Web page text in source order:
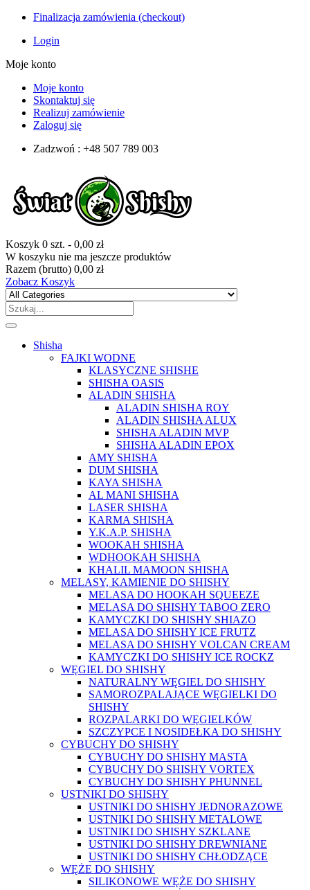
Finalizacja zamówienia (checkout)
Login
Moje konto
Moje konto
Skontaktuj się
Realizuj zamówienie
Zaloguj się
Zadzwoń : +48 507 789 003
Koszyk 0 szt. - 0,00 zł
W koszyku nie ma jeszcze produktów
Razem (brutto) 0,00 zł
Zobacz Koszyk
Shisha
FAJKI WODNE
KLASYCZNE SHISHE
SHISHA OASIS
ALADIN SHISHA
ALADIN SHISHA ROY
ALADIN SHISHA ALUX
SHISHA ALADIN MVP
SHISHA ALADIN EPOX
AMY SHISHA
DUM SHISHA
KAYA SHISHA
AL MANI SHISHA
LASER SHISHA
KARMA SHISHA
Y.K.A.P. SHISHA
WOOKAH SHISHA
WDHOOKAH SHISHA
KHALIL MAMOON SHISHA
MELASY, KAMIENIE DO SHISHY
MELASA DO HOOKAH SQUEEZE
MELASA DO SHISHY TABOO ZERO
KAMYCZKI DO SHISHY SHIAZO
MELASA DO SHISHY ICE FRUTZ
MELASA DO SHISHY VOLCAN CREAM
KAMYCZKI DO SHISHY ICE ROCKZ
WĘGIEL DO SHISHY
NATURALNY WĘGIEL DO SHISHY
SAMOROZPALAJĄCE WĘGIELKI DO
SHISHY
ROZPALARKI DO WĘGIELKÓW
SZCZYPCE I NOSIDEŁKA DO SHISHY
CYBUCHY DO SHISHY
CYBUCHY DO SHISHY MASTA
CYBUCHY DO SHISHY VORTEX
CYBUCHY DO SHISHY PHUNNEL
USTNIKI DO SHISHY
USTNIKI DO SHISHY JEDNORAZOWE
USTNIKI DO SHISHY METALOWE
USTNIKI DO SHISHY SZKLANE
USTNIKI DO SHISHY DREWNIANE
USTNIKI DO SHISHY CHŁODZĄCE
WĘŻE DO SHISHY
SILIKONOWE WĘŻE DO SHISHY